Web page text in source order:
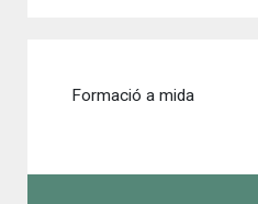
Formació a mida